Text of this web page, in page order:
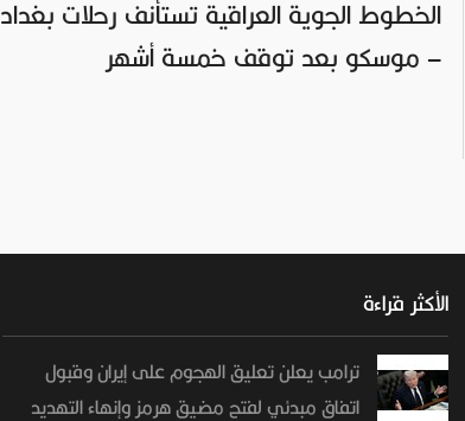
الخطوط الجوية العراقية تستأنف رحلات بغداد
– موسكو بعد توقف خمسة أشهر
الأكثر قراءة
ترامب يعلن تعليق الهجوم على إيران وقبول
اتفاق مبدئي لفتح مضيق هرمز وإنهاء التهديد